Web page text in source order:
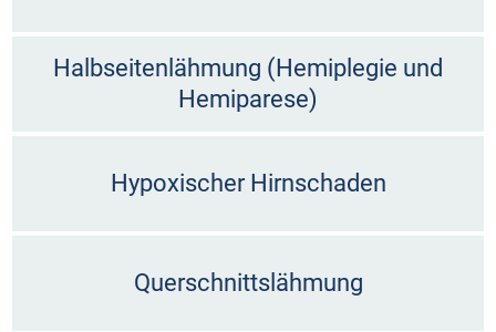
Halbseitenlähmung (Hemiplegie und
Hemiparese)
Hypoxischer Hirnschaden
Querschnittslähmung